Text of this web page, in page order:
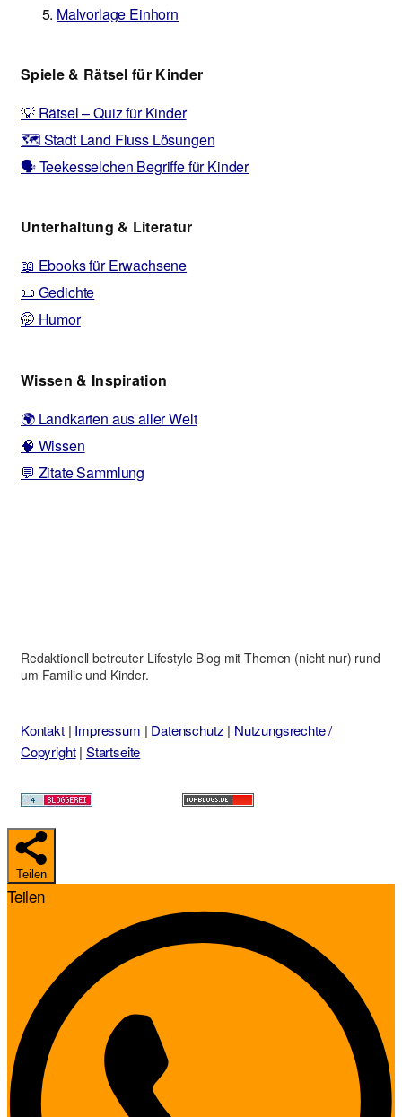
Malvorlage Einhorn
Spiele & Rätsel für Kinder
💡 Rätsel – Quiz für Kinder
🗺️ Stadt Land Fluss Lösungen
🗣️ Teekesselchen Begriffe für Kinder
Unterhaltung & Literatur
📖 Ebooks für Erwachsene
📜 Gedichte
🤭 Humor
Wissen & Inspiration
🌍 Landkarten aus aller Welt
🧠 Wissen
💬 Zitate Sammlung
Redaktionell betreuter Lifestyle Blog mit Themen (nicht nur) rund
um Familie und Kinder.
Kontakt| Impressum | Datenschutz | Nutzungsrechte /
Copyright| Startseite
Teilen
Teilen